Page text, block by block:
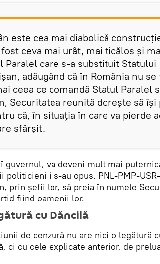
este cea mai diabolică
ceva mai urât, mai ticălos și
Paralel care s-a substituit Statului
adăugând că în România nu se
ceea ce comandă Statul Paralel
Securitatea reunită doreşte să îşi
că, în situaţia în care va pierde
sfârşit.
guvernul, va deveni mult mai
politicieni i s-au opus. PNL-PMP-
prin şefii lor, să preia în numele
fiind oamenii lor.
cu Dăncilă
de cenzură nu are nici o legătură
ci cu cele explicate anterior, de